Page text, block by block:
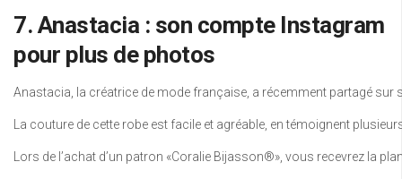
7. Anastacia : son compte Instagram
pour plus de photos
Anastacia, la créatrice de mode française, a récemment partagé sur
La couture de cette robe est facile et agréable, en témoignent
Lors de l’achat d’un patron «Coralie Bijasson®», vous recevrez la